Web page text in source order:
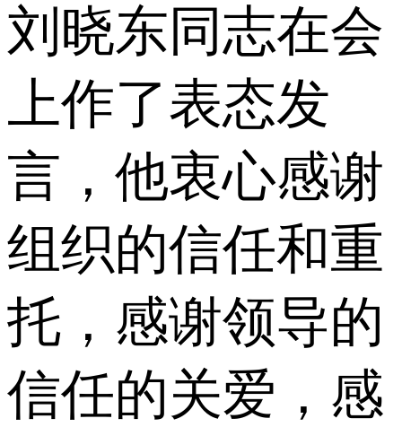
刘晓东同志在会
上作了表态发
言，他衷心感谢
组织的信任和重
托，感谢领导的
信任的关爱，感